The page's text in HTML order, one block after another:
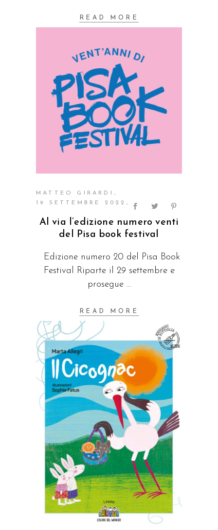
READ MORE
MATTEO GIRARDI
19 SETTEMBRE 2022
Al via l’edizione numero venti
del Pisa book festival
Edizione numero 20 del Pisa Book
Festival Riparte il 29 settembre e
prosegue
READ MORE